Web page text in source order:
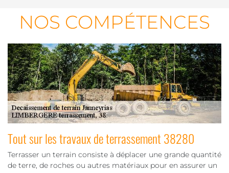
NOS COMPÉTENCES
Tout sur les travaux de terrassement 38280
Terrasser un terrain consiste à déplacer une grande quantité
de terre, de roches ou autres matériaux pour en assurer un